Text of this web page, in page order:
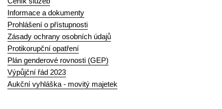
Informace a dokumenty
Prohlášení o přístupnosti
Zásady ochrany osobních údajů
Protikorupční opatření
Plán genderové rovnosti (GEP)
Výpůjční řád 2023
Aukční vyhláška - movitý majetek